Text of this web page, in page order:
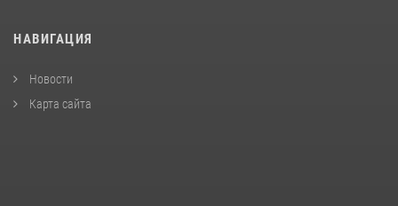
НАВИГАЦИЯ
Новости
Карта сайта